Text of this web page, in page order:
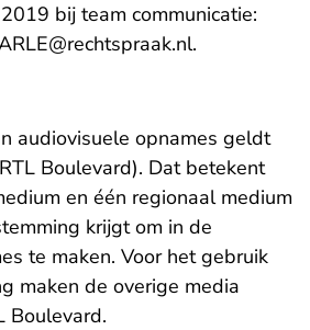
bij team communicatie:
- U verlaat
.
audiovisuele opnames geldt
Boulevard). Dat betekent
en één regionaal medium
krijgt om in de
te maken. Voor het gebruik
maken de overige media
Boulevard.